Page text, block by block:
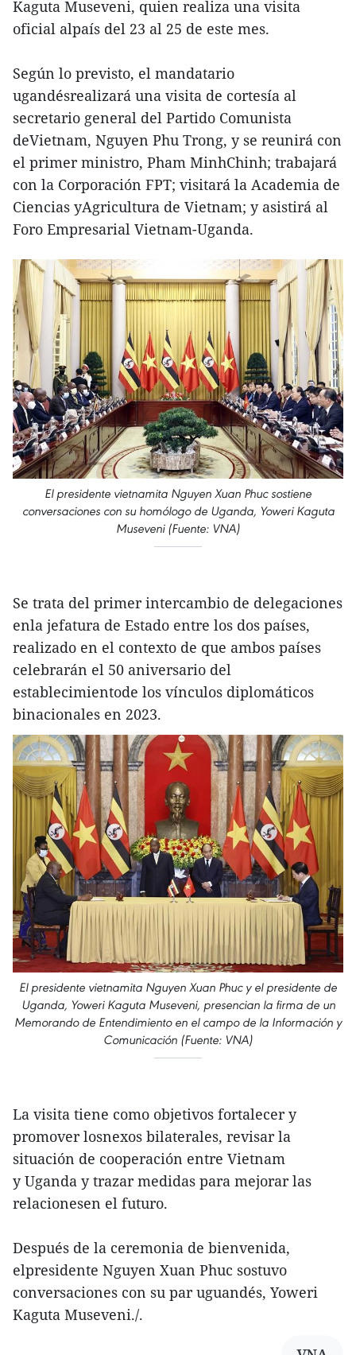
Kaguta Museveni, quien realiza una visita
oficial alpaís del 23 al 25 de este mes.
Según lo previsto, el mandatario
ugandésrealizará una visita de cortesía al
secretario general del Partido Comunista
deVietnam, Nguyen Phu Trong, y se reunirá con
el primer ministro, Pham MinhChinh; trabajará
con la Corporación FPT; visitará la Academia de
Ciencias yAgricultura de Vietnam; y asistirá al
Foro Empresarial Vietnam-Uganda.
El presidente vietnamita Nguyen Xuan Phuc sostiene
conversaciones con su homólogo de Uganda, Yoweri Kaguta
Museveni (Fuente: VNA)
Se trata del primer intercambio de delegaciones
enla jefatura de Estado entre los dos países,
realizado en el contexto de que ambos países
celebrarán el 50 aniversario del
establecimientode los vínculos diplomáticos
binacionales en 2023.
El presidente vietnamita Nguyen Xuan Phuc y el presidente de
Uganda, Yoweri Kaguta Museveni, presencian la firma de un
Memorando de Entendimiento en el campo de la Información y
Comunicación (Fuente: VNA)
La visita tiene como objetivos fortalecer y
promover losnexos bilaterales, revisar la
situación de cooperación entre Vietnam
y Uganda y trazar medidas para mejorar las
relacionesen el futuro.
Después de la ceremonia de bienvenida,
elpresidente Nguyen Xuan Phuc sostuvo
conversaciones con su par uguandés, Yoweri
Kaguta Museveni./.